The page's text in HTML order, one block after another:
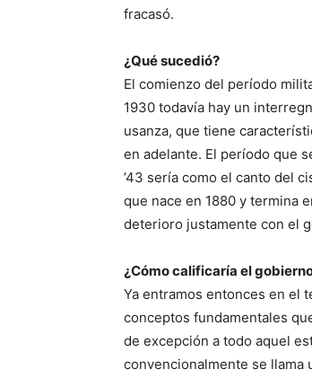
fracasó.
¿Qué sucedió?
El comienzo del período
1930 todavía hay un
usanza, que tiene
en adelante. El período que
’43 sería como el canto del
que nace en 1880 y termina
deterioro justamente con el
¿Cómo calificaría el
Ya entramos entonces en el
conceptos fundamentales
de excepción a todo aquel
convencionalmente se llama